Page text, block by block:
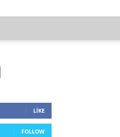
LIKE
FOLLOW